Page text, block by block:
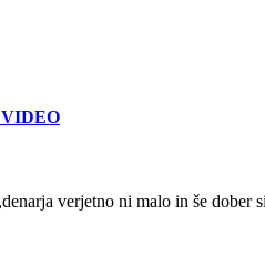
VIDEO
verjetno ni malo in še